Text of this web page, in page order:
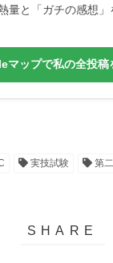
量と「ガチの感想
マップで私の全投稿
実技試験 第